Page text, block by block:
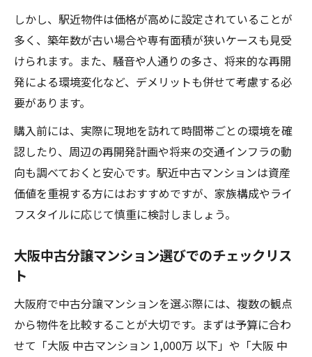
しかし、駅近物件は価格が高めに設定されていることが
多く、築年数が古い場合や専有面積が狭いケースも見受
けられます。また、騒音や人通りの多さ、将来的な再開
発による環境変化など、デメリットも併せて考慮する必
要があります。
購入前には、実際に現地を訪れて時間帯ごとの環境を確
認したり、周辺の再開発計画や将来の交通インフラの動
向も調べておくと安心です。駅近中古マンションは資産
価値を重視する方にはおすすめですが、家族構成やライ
フスタイルに応じて慎重に検討しましょう。
大阪中古分譲マンション選びでのチェックリス
ト
大阪府で中古分譲マンションを選ぶ際には、複数の観点
から物件を比較することが大切です。まずは予算に合わ
せて「大阪 中古マンション 1,000万 以下」や「大阪 中